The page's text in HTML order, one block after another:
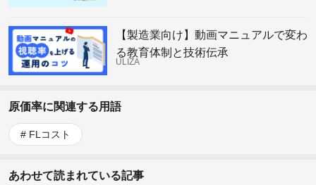
【製造業向け】動画マニュアルで変わ
る教育体制と技術伝承
ULIZA
原価率に関連する用語
FLコスト
あわせて読まれている記事